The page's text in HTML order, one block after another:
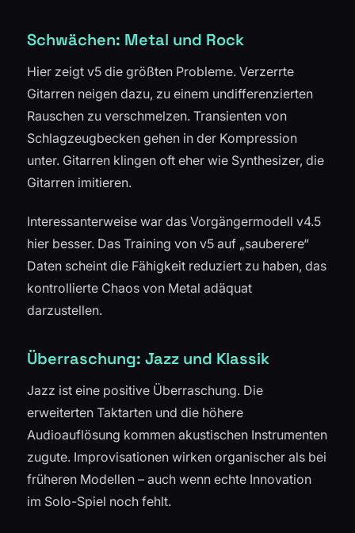
Schwächen: Metal und Rock
Hier zeigt v5 die größten Probleme. Verzerrte
Gitarren neigen dazu, zu einem undifferenzierten
Rauschen zu verschmelzen. Transienten von
Schlagzeugbecken gehen in der Kompression
unter. Gitarren klingen oft eher wie Synthesizer, die
Gitarren imitieren.
Interessanterweise war das Vorgängermodell v4.5
hier besser. Das Training von v5 auf „sauberere“
Daten scheint die Fähigkeit reduziert zu haben, das
kontrollierte Chaos von Metal adäquat
darzustellen.
Überraschung: Jazz und Klassik
Jazz ist eine positive Überraschung. Die
erweiterten Taktarten und die höhere
Audioauflösung kommen akustischen Instrumenten
zugute. Improvisationen wirken organischer als bei
früheren Modellen – auch wenn echte Innovation
im Solo-Spiel noch fehlt.